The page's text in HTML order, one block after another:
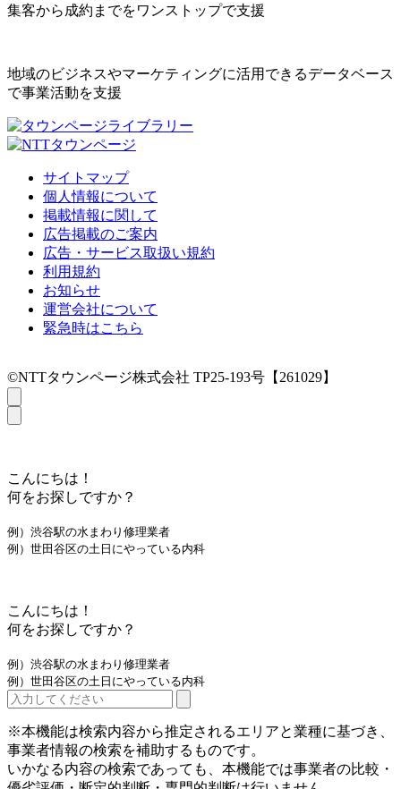
集客から成約までをワンストップで支援
地域のビジネスやマーケティングに活用できるデータベース
で事業活動を支援
サイトマップ
個人情報について
掲載情報に関して
広告掲載のご案内
広告・サービス取扱い規約
利用規約
お知らせ
運営会社について
緊急時はこちら
©NTTタウンページ株式会社 TP25-193号【261029】
こんにちは！
何をお探しですか？
例）渋谷駅の水まわり修理業者
例）世田谷区の土日にやっている内科
こんにちは！
何をお探しですか？
例）渋谷駅の水まわり修理業者
例）世田谷区の土日にやっている内科
※本機能は検索内容から推定されるエリアと業種に基づき、
事業者情報の検索を補助するものです。
いかなる内容の検索であっても、本機能では事業者の比較・